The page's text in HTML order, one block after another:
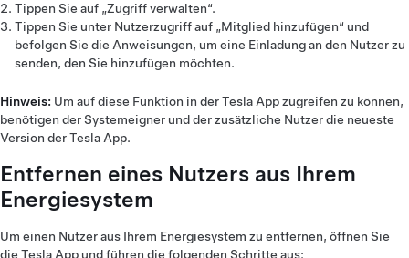
Tippen Sie auf „Zugriff verwalten“.
Tippen Sie unter Nutzerzugriff auf „Mitglied hinzufügen“ und
befolgen Sie die Anweisungen, um eine Einladung an den Nutzer zu
senden, den Sie hinzufügen möchten.
Hinweis: Um auf diese Funktion in der Tesla App zugreifen zu können,
benötigen der Systemeigner und der zusätzliche Nutzer die neueste
Version der Tesla App.
Entfernen eines Nutzers aus Ihrem
Energiesystem
Um einen Nutzer aus Ihrem Energiesystem zu entfernen, öffnen Sie
die Tesla App und führen die folgenden Schritte aus: